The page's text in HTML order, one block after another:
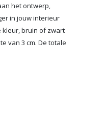
het ontwerp,
in jouw interieur
kleur, bruin of zwart
van 3 cm. De totale